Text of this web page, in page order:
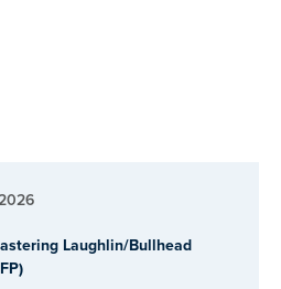
Laughlin/Bullhead